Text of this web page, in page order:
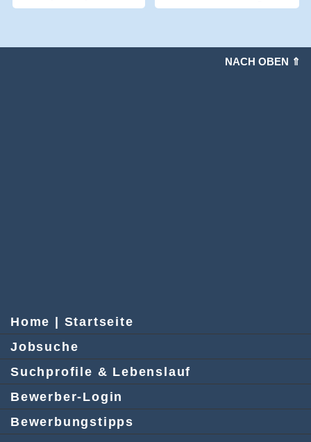
NACH OBEN ⇑
Home | Startseite
Jobsuche
Suchprofile & Lebenslauf
Bewerber-Login
Bewerbungstipps